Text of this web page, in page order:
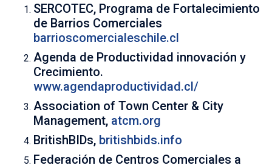
SERCOTEC, Programa de Fortalecimiento
de Barrios Comerciales
barrioscomercialeschile.cl
Agenda de Productividad innovación y
Crecimiento.
www.agendaproductividad.cl/
Association of Town Center & City
Management, atcm.org
BritishBIDs, britishbids.info
Federación de Centros Comerciales a